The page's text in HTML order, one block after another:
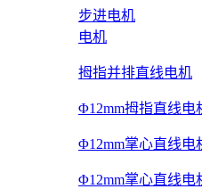
步进电机
电机
拇指并排直线电机
Φ12mm拇指直线电
Φ12mm掌心直线电
Φ12mm掌心直线电